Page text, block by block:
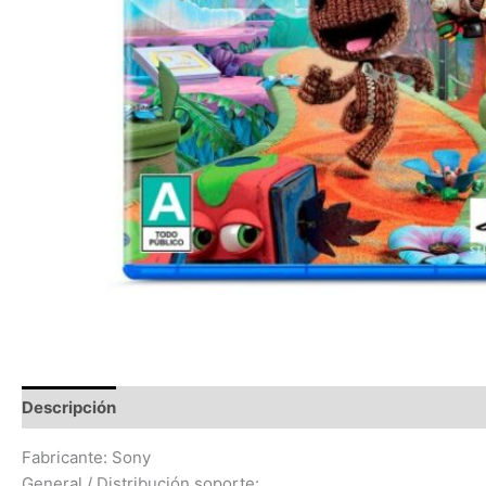
Descripción
Fabricante: Sony